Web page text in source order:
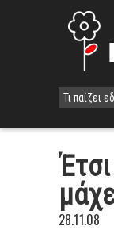
Τι παίζει
28.11.08